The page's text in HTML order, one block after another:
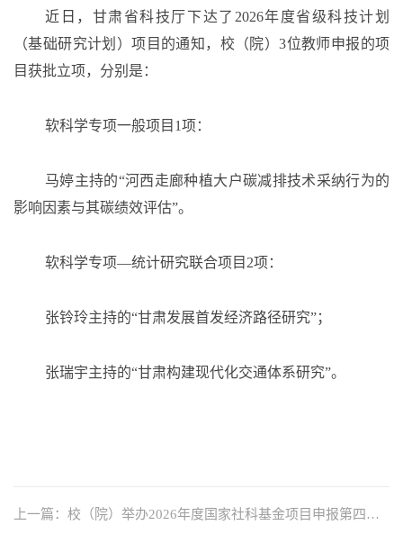
近日， 甘肃省科技厅下达了 2026年度省级科技计划
（基础研究计划）项目的通知，校（院）3位教师申报的项
目获批立项，分别是：
软科学专项一般项目 1项：
马婷主持的“河西走廊种植大户碳减排技术采纳行为的
影响因素与其碳绩效评估”。
软科学专项—统计研究联合项目2项：
张铃玲主持的“甘肃发展首发经济路径研究”；
张瑞宇主持的“甘肃构建现代化交通体系研究”。
上一篇：校（院）举办2026年度国家社科基金项目申报第四轮